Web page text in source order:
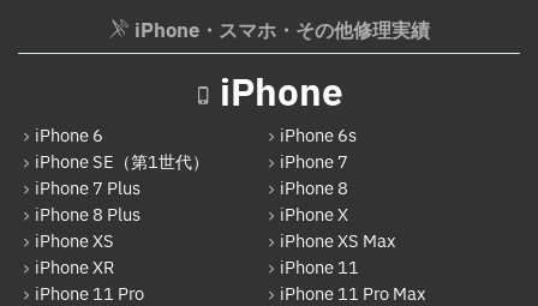
AppleWatchフロントパネル交換修理
Google Pixel
Xperia
Galaxy
OPPO
HUAWEI
arrows
iPhone・スマホ・その他修理実績
iPhone
iPhone 6
iPhone 6s
iPhone SE（第1世代）
iPhone 7
iPhone 7 Plus
iPhone 8
iPhone 8 Plus
iPhone X
iPhone XS
iPhone XS Max
iPhone XR
iPhone 11
iPhone 11 Pro
iPhone 11 Pro Max